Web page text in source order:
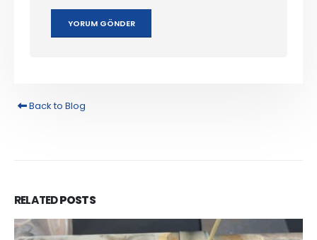
Back to Blog
RELATEDPOSTS